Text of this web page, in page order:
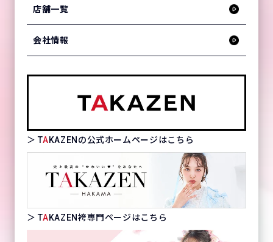
店舗一覧
会社情報
＞ TAKAZENの公式ホームページはこちら
＞ TAKAZEN袴専門ページはこちら